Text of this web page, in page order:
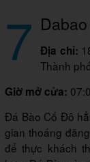
7 Địa chỉ:
Thành
Giờ mở cửa:
Đá Bào Cố Đô
gian thoáng
để thực khách